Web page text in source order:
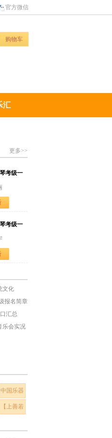
官方微信
购物车
汇
更多>>
考级一
考级一
文化
报名简章
汇总
乐会实况
中国乐器
【上善若